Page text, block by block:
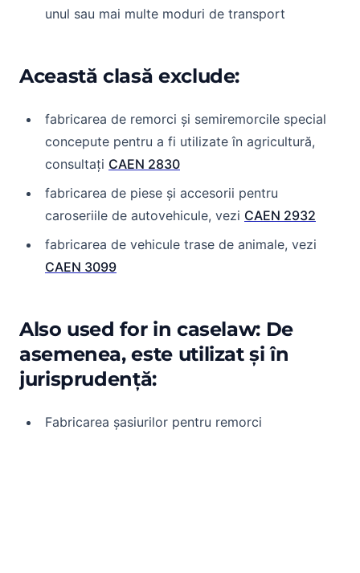
unul sau mai multe moduri de transport
Această clasă exclude:
fabricarea de remorci și semiremorcile special
concepute pentru a fi utilizate în agricultură,
consultați CAEN 2830
fabricarea de piese și accesorii pentru
caroseriile de autovehicule, vezi CAEN 2932
fabricarea de vehicule trase de animale, vezi
CAEN 3099
Also used for in caselaw: De
asemenea, este utilizat și în
jurisprudență:
Fabricarea șasiurilor pentru remorci